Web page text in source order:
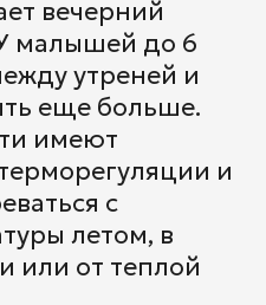
вечерний
малышей до 6
утреней и
еще больше.
имеют
и
с
летом, в
от теплой